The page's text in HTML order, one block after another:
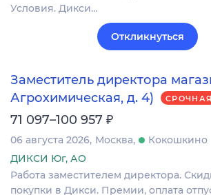
Условия. Дикси…
Откликнуться
Заместитель директора
Агрохимическая, д. 4)
СРОЧНАЯ
71 097–100 957 ₽
06 августа 2026 Москва
Кокошкино
ДИКСИ Юг, АО
Работа заместителем директора.
покупки в Дикси. Премии, оплата